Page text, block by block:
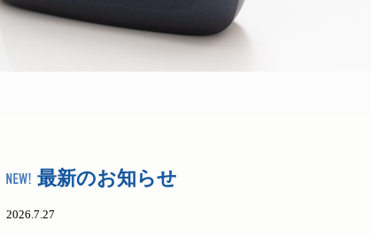
最新のお知らせ
2026.7.27